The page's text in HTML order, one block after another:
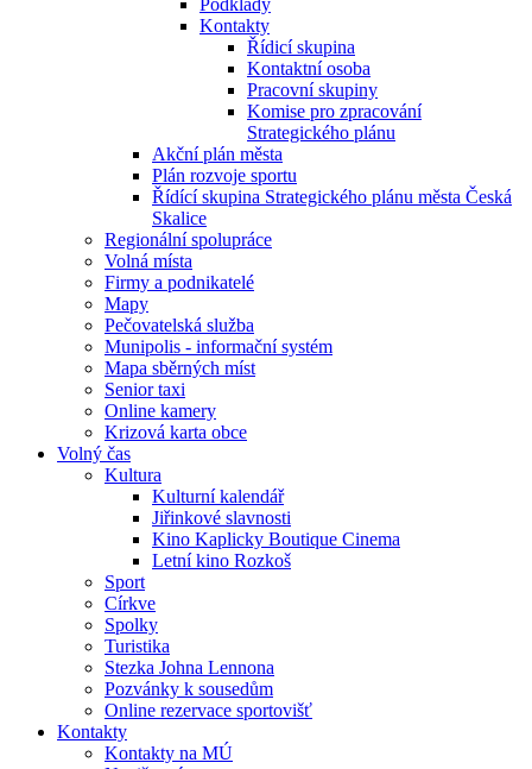
Podklady
Kontakty
Řídicí skupina
Kontaktní osoba
Pracovní skupiny
Komise pro zpracování
Strategického plánu
Akční plán města
Plán rozvoje sportu
Řídící skupina Strategického plánu města Česká
Skalice
Regionální spolupráce
Volná místa
Firmy a podnikatelé
Mapy
Pečovatelská služba
Munipolis - informační systém
Mapa sběrných míst
Senior taxi
Online kamery
Krizová karta obce
Volný čas
Kultura
Kulturní kalendář
Jiřinkové slavnosti
Kino Kaplicky Boutique Cinema
Letní kino Rozkoš
Sport
Církve
Spolky
Turistika
Stezka Johna Lennona
Pozvánky k sousedům
Online rezervace sportovišť
Kontakty
Kontakty na MÚ